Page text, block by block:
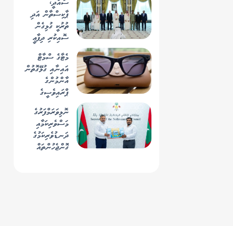
ތައުރީފުކުރައްވާފައި،
މިއަދު ދެކޮޅުނުޖެހޭ
ވާހަކަ ނުދައްކަވާ"
ސައުދީ،
ޕާކިސްތާން އަދި
ތުރުކީ ގުޅިގެން
ސޮއިކުރި ދިފާޢީ
މެދުއަރާމަތީގެ ބާރުގެ
މިސްރާބު
ބަދަލުވަނީ!
މެޓާގެ ސްމާޓް
އައިނާއި ގުޅޭގޮތުން
އާންމުންގެ
ޕްރައިވެސީގެ
ނޮޅިވަރަމްފަރުގެ
މަސްވެރިކަމާއި
ދަނޑުވެރިކަމުގެ
ގޮންޖެހުންތައް